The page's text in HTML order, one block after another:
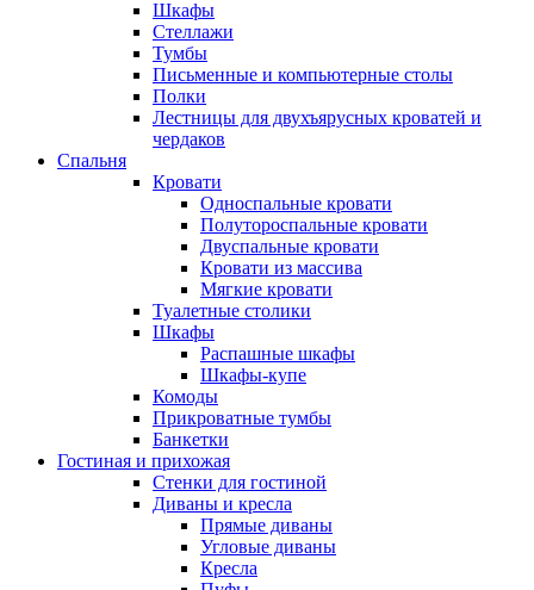
Шкафы
Стеллажи
Тумбы
Письменные и компьютерные столы
Полки
Лестницы для двухъярусных кроватей и
чердаков
Спальня
Кровати
Односпальные кровати
Полутороспальные кровати
Двуспальные кровати
Кровати из массива
Мягкие кровати
Туалетные столики
Шкафы
Распашные шкафы
Шкафы-купе
Комоды
Прикроватные тумбы
Банкетки
Гостиная и прихожая
Стенки для гостиной
Диваны и кресла
Прямые диваны
Угловые диваны
Кресла